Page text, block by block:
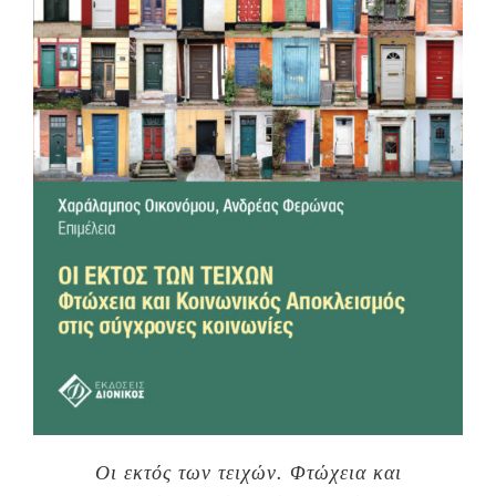
Οι εκτός των τειχών. Φτώχεια και